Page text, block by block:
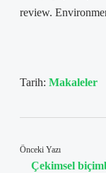
review.
Tarih: Makaleler
Önceki Yazı
Çekimsel